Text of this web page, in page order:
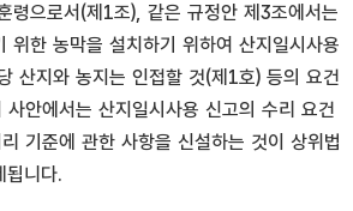
령으로서(제1조), 같은 규정안 제3조에서는
위한 농막을 설치하기 위하여 산지일시사용
산지와 농지는 인접할 것(제1호) 등의 요건
안에서는 산지일시사용 신고의 수리 요건
기준에 관한 사항을 신설하는 것이 상위법
됩니다.